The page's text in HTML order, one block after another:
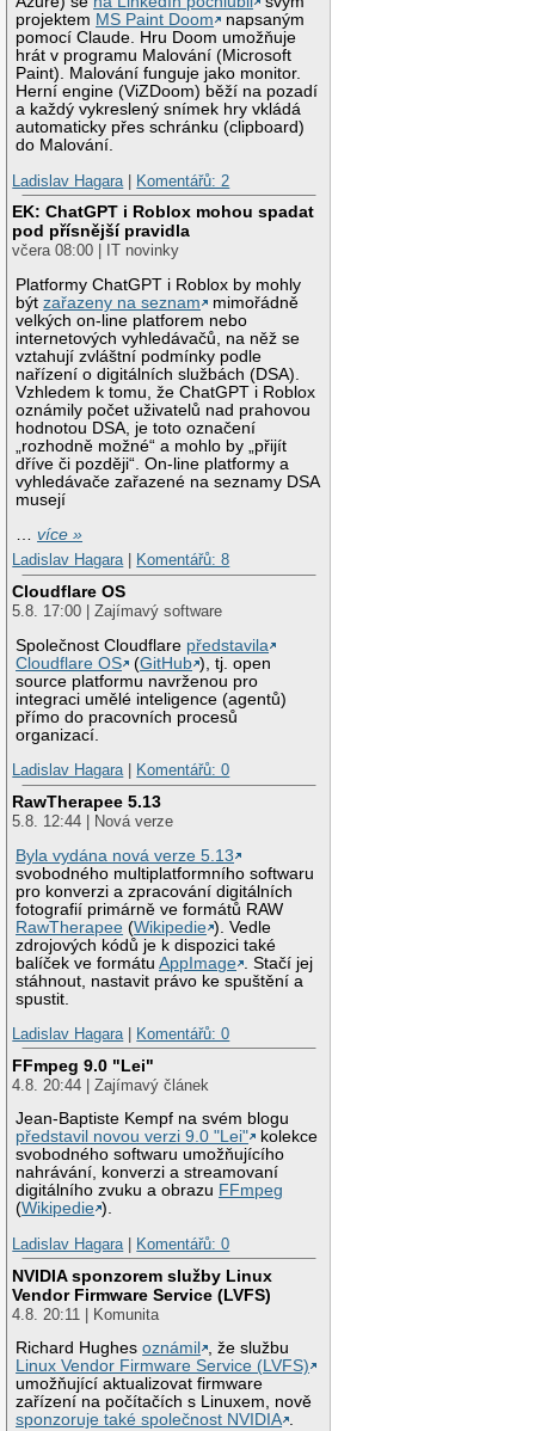
projektem MS Paint Doom
napsaným
pomocí Claude. Hru Doom umožňuje
hrát v programu Malování (Microsoft
Paint). Malování funguje jako monitor.
Herní engine (ViZDoom) běží na pozadí
a každý vykreslený snímek hry vkládá
automaticky přes schránku (clipboard)
do Malování.
Ladislav Hagara
Komentářů: 2
EK: ChatGPT i Roblox mohou spadat
pod přísnější pravidla
včera 08:00 | IT novinky
Platformy ChatGPT i Roblox by mohly
býtzařazeny na seznam
mimořádně
velkých on-line platforem nebo
internetových vyhledávačů, na něž se
vztahují zvláštní podmínky podle
nařízení o digitálních službách (DSA).
Vzhledem k tomu, že ChatGPT i Roblox
oznámily počet uživatelů nad prahovou
hodnotou DSA, je toto označení
„rozhodně možné“ a mohlo by „přijít
dříve či později“. On-line platformy a
vyhledávače zařazené na seznamy DSA
musejí
…více »
Ladislav Hagara| Komentářů: 8
Cloudflare OS
5.8. 17:00 | Zajímavý software
Společnost Cloudflare představila
Cloudflare OS
(GitHub ), tj. open
source platformu navrženou pro
integraci umělé inteligence (agentů)
přímo do pracovních procesů
organizací.
Ladislav Hagara| Komentářů: 0
RawTherapee 5.13
5.8. 12:44 | Nová verze
Byla vydána nová verze 5.13
svobodného multiplatformního softwaru
pro konverzi a zpracování digitálních
fotografií primárně ve formátů RAW
RawTherapee (Wikipedie ). Vedle
zdrojových kódů je k dispozici také
balíček ve formátuAppImage
. Stačí jej
stáhnout, nastavit právo ke spuštění a
spustit.
Ladislav Hagara| Komentářů: 0
FFmpeg 9.0 "Lei"
4.8. 20:44 | Zajímavý článek
Jean-Baptiste Kempf na svém blogu
představil novou verzi 9.0 "Lei"
kolekce
svobodného softwaru umožňujícího
nahrávání, konverzi a streamovaní
digitálního zvuku a obrazu FFmpeg
(Wikipedie ).
Ladislav Hagara| Komentářů: 0
NVIDIA sponzorem služby Linux
Vendor Firmware Service (LVFS)
4.8. 20:11 | Komunita
Richard Hughesoznámil
, že službu
Linux Vendor Firmware Service (LVFS)
umožňující aktualizovat firmware
zařízení na počítačích s Linuxem, nově
sponzoruje také společnost NVIDIA .